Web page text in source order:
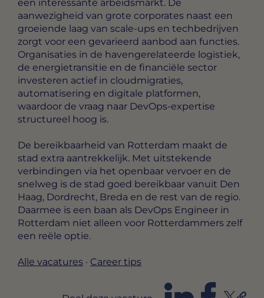
een interessante arbeidsmarkt. De
aanwezigheid van grote corporates naast een
groeiende laag van scale-ups en techbedrijven
zorgt voor een gevarieerd aanbod aan functies.
Organisaties in de havengerelateerde logistiek,
de energietransitie en de financiële sector
investeren actief in cloudmigraties,
automatisering en digitale platformen,
waardoor de vraag naar DevOps-expertise
structureel hoog is.
De bereikbaarheid van Rotterdam maakt de
stad extra aantrekkelijk. Met uitstekende
verbindingen via het openbaar vervoer en de
snelweg is de stad goed bereikbaar vanuit Den
Haag, Dordrecht, Breda en de rest van de regio.
Daarmee is een baan als DevOps Engineer in
Rotterdam niet alleen voor Rotterdammers zelf
een reële optie.
Alle vacatures · Career tips